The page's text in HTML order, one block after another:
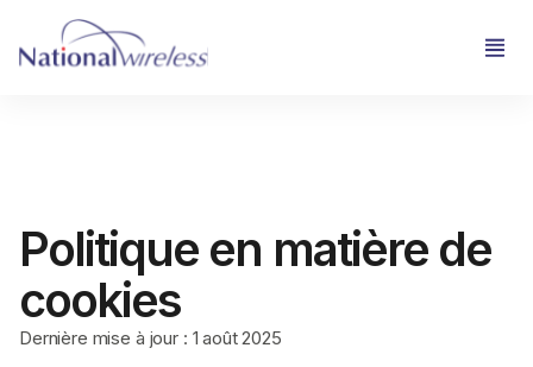
Politique en matière de
cookies
Dernière mise à jour : 1 août 2025